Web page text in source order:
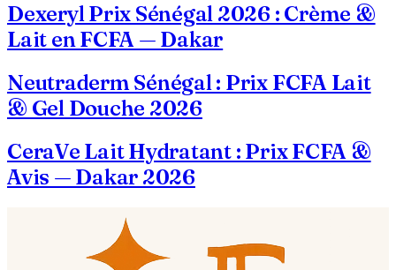
Dexeryl Prix Sénégal 2026 : Crème &
Lait en FCFA — Dakar
Neutraderm Sénégal : Prix FCFA Lait
& Gel Douche 2026
CeraVe Lait Hydratant : Prix FCFA &
Avis — Dakar 2026